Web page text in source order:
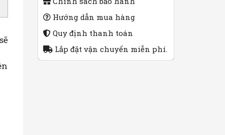
Hướng dẫn mua hàng
Quy định thanh toán
Lắp đặt vận chuyển miễn phí.